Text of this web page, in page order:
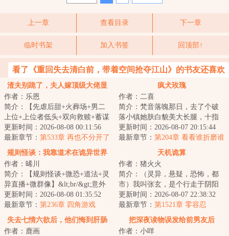
上一章 查看目录 下一章
临时书架 加入书签 回顶部↑
看了《重回失去清白前，带着空间抢夺江山》的书友还喜欢
渣夫别跪了，夫人嫁顶级大佬显
作者：乐恩
简介：【先虐后甜+火葬场+男二
上位+上位者低头+双向救赎+蓄谋
已久+SC】温颂是出了名的乖巧温
顺。二十岁生...
更新时间：2026-08-08 00:11:56
最新章节： 第533章 再也不分开了
疯犬玫瑰
作者：二喜
简介：梵音落魄那日，去了个破
落小镇她肤白貌美大长腿，十指
不沾阳春水，很快成了这个地方
的焦点所有男人...
更新时间：2026-08-07 20:15:44
最新章节： 第204章 看看谁折磨谁
规则怪谈：我靠道术在诡异世界
作者：晞川
简介：【规则怪谈+微恐+道法+灵
异直播+微群像】&lt;br/&gt;意外
穿越，沈星灼穿到到了百年后的
时空，天幕...
更新时间：2026-08-08 01:35:52
最新章节： 第236章 四角游戏
天机诡算
作者：猪火火
简介：（灵异，悬疑，恐怖，都
市）我叫张玄，是个行走于阴阳
两界的算命先生，玄学算命，八
字风水，捉鬼降...
更新时间：2026-08-07 22:38:32
最新章节： 第1521章 零容忍
失去七情六欲后，他们悔到肝肠
作者：鹿画
把深夜读物误发给前男友后
作者：小咩